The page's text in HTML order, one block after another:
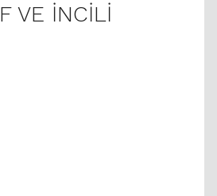
VE İNCİLİ